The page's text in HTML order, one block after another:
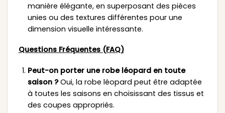
manière élégante, en superposant des pièces
unies ou des textures différentes pour une
dimension visuelle intéressante.
Questions Fréquentes (FAQ)
Peut-on porter une robe léopard en toute
saison ?Oui, la robe léopard peut être adaptée
à toutes les saisons en choisissant des tissus et
des coupes appropriés.